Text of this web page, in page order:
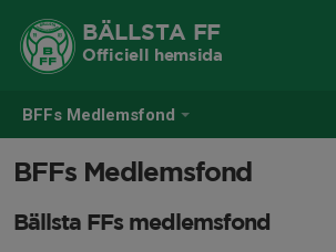
BFFs Medlemsfond
BÄLLSTA FF
Officiell hemsida
BFFs Medlemsfond
Bällsta FFs medlemsfond